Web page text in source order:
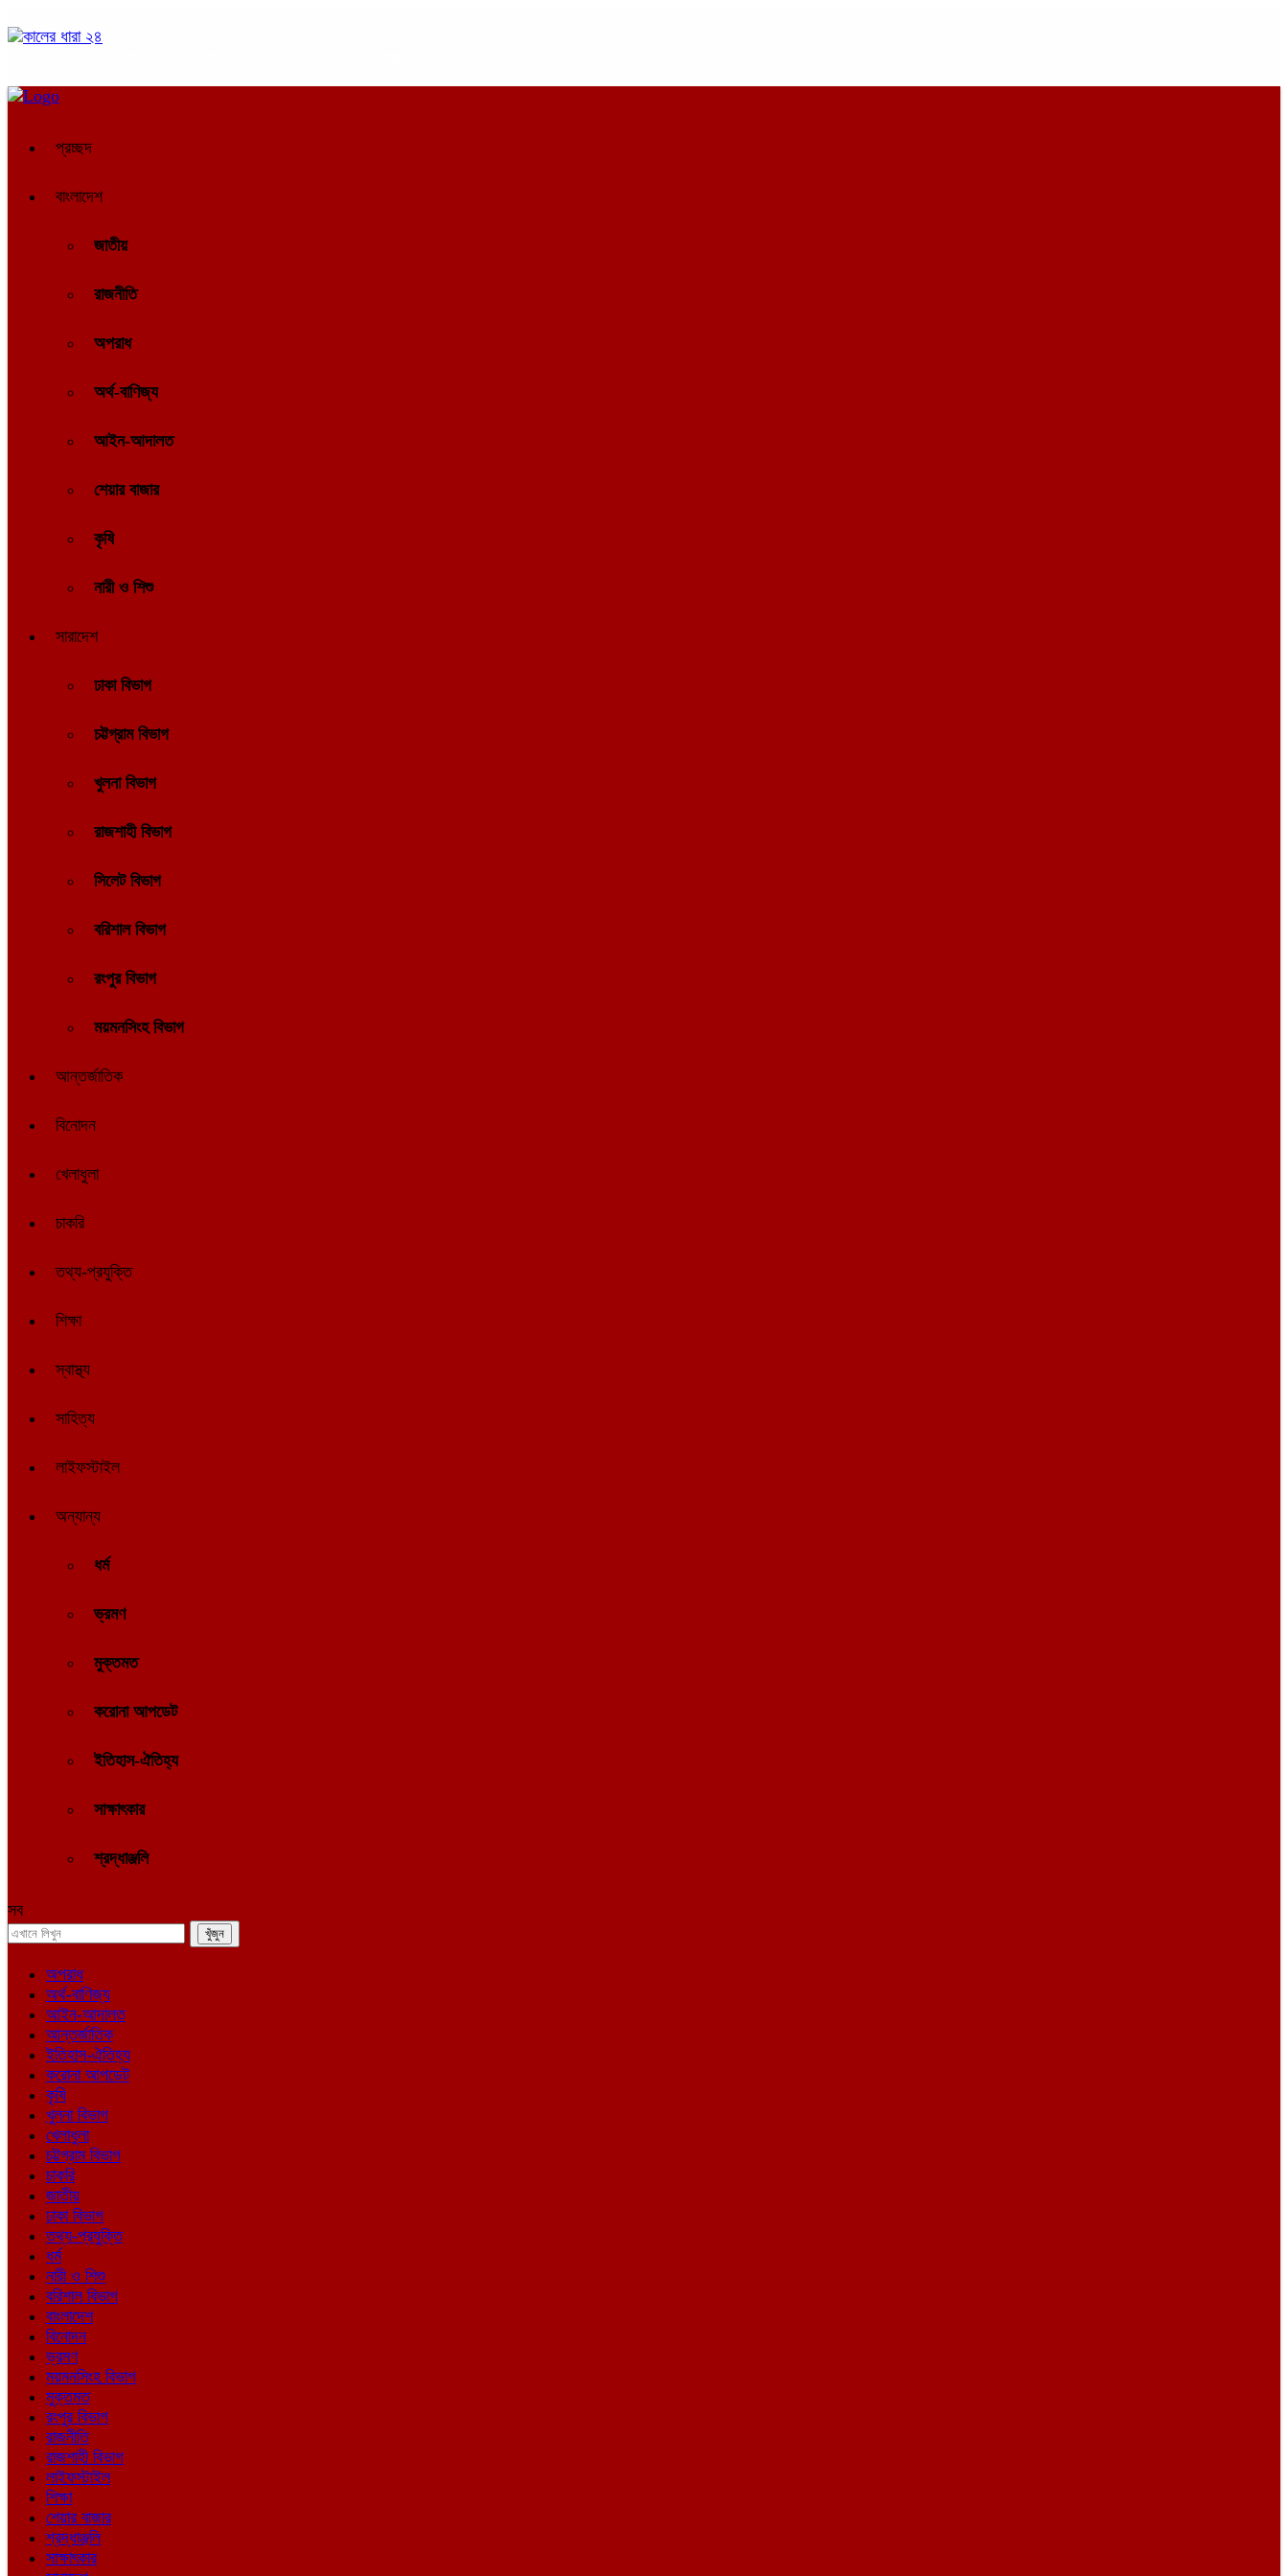
প্রচ্ছদ
বাংলাদেশ
জাতীয়
রাজনীতি
অপরাধ
অর্থ-বাণিজ্য
আইন-আদালত
শেয়ার বাজার
কৃষি
নারী ও শিশু
সারাদেশ
ঢাকা বিভাগ
চট্টগ্রাম বিভাগ
খুলনা বিভাগ
রাজশাহী বিভাগ
সিলেট বিভাগ
বরিশাল বিভাগ
রংপুর বিভাগ
ময়মনসিংহ বিভাগ
আন্তর্জাতিক
বিনোদন
খেলাধুলা
চাকরি
তথ্য-প্রযুক্তি
শিক্ষা
স্বাস্থ্য
সাহিত্য
লাইফস্টাইল
অন্যান্য
ধর্ম
ভ্রমণ
মুক্তমত
করোনা আপডেট
ইতিহাস-ঐতিহ্য
সাক্ষাৎকার
শ্রদ্ধাঞ্জলি
সব
অপরাধ
অর্থ-বাণিজ্য
আইন-আদালত
আন্তর্জাতিক
ইতিহাস-ঐতিহ্য
করোনা আপডেট
কৃষি
খুলনা বিভাগ
খেলাধুলা
চট্টগ্রাম বিভাগ
চাকরি
জাতীয়
ঢাকা বিভাগ
তথ্য-প্রযুক্তি
ধর্ম
নারী ও শিশু
বরিশাল বিভাগ
বাংলাদেশ
বিনোদন
ভ্রমণ
ময়মনসিংহ বিভাগ
মুক্তমত
রংপুর বিভাগ
রাজনীতি
রাজশাহী বিভাগ
লাইফস্টাইল
শিক্ষা
শেয়ার বাজার
শ্রদ্ধাঞ্জলি
সাক্ষাৎকার